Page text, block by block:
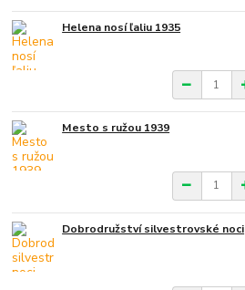
Helena nosí ľaliu 1935
Mesto s ružou 1939
Dobrodružství silvestrovské noci